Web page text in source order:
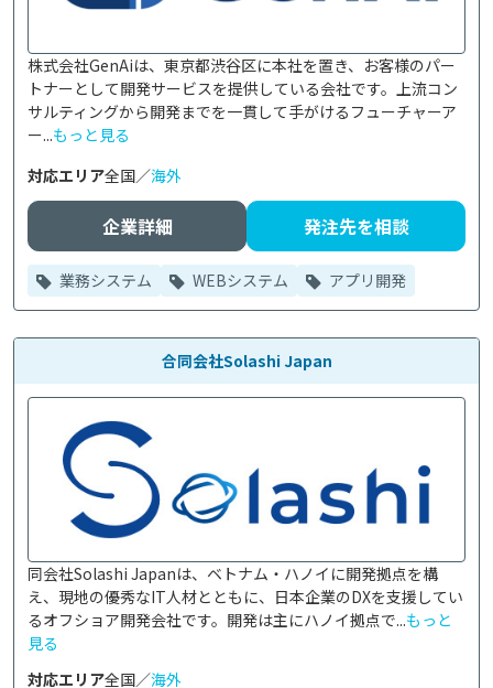
株式会社GenAiは、東京都渋谷区に本社を置き、お客様のパー
トナーとして開発サービスを提供している会社です。上流コン
サルティングから開発までを一貫して手がけるフューチャーア
ー...もっと見る
対応エリア全国／海外
企業詳細 発注先を相談
業務システム WEBシステム アプリ開発
合同会社Solashi Japan
同会社Solashi Japanは、ベトナム・ハノイに開発拠点を構
え、現地の優秀なIT人材とともに、日本企業のDXを支援してい
るオフショア開発会社です。開発は主にハノイ拠点で...もっと
見る
対応エリア全国／海外